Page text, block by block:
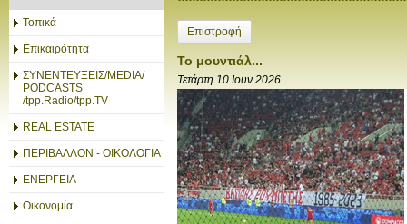
Τοπικά
Επικαιρότητα
ΣΥΝΕΝΤΕΥΞΕΙΣ/MEDIA/
PODCASTS
/tpp.Radio/tpp.TV
REAL ESTATE
ΠΕΡΙΒΑΛΛΟΝ - ΟΙΚΟΛΟΓΙΑ
ΕΝΕΡΓΕΙΑ
Οικονομία
Επιστροφή
Το μουντιάλ...
Τετάρτη 10 Ιουν 2026